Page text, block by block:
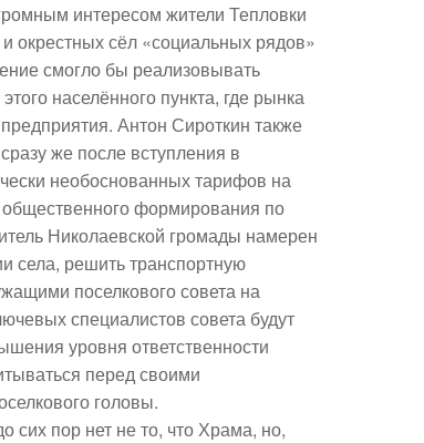
интересом жители Тепловки
окрестных сёл «социальных рядов»
смогло бы реализовывать
населённого пункта, где рынка
Антон Сироткин также
же после вступления в
необоснованных тарифов на
формирования по
Николаевской громады намерен
села, решить транспортную
поселкового совета на
специалистов совета будут
уровня ответственности
перед своими
головы.
сих пор нет не то, что Храма, но,